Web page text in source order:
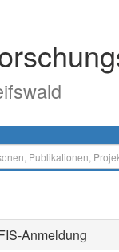
Anmeldung